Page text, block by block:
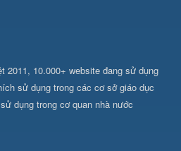
2011, 10.000+ website đang sử dụng
sử dụng trong các cơ sở giáo dục
dụng trong cơ quan nhà nước